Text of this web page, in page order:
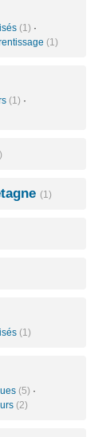
(1) ·
(1)
(1) ·
(1)
(1)
(5) ·
(2)